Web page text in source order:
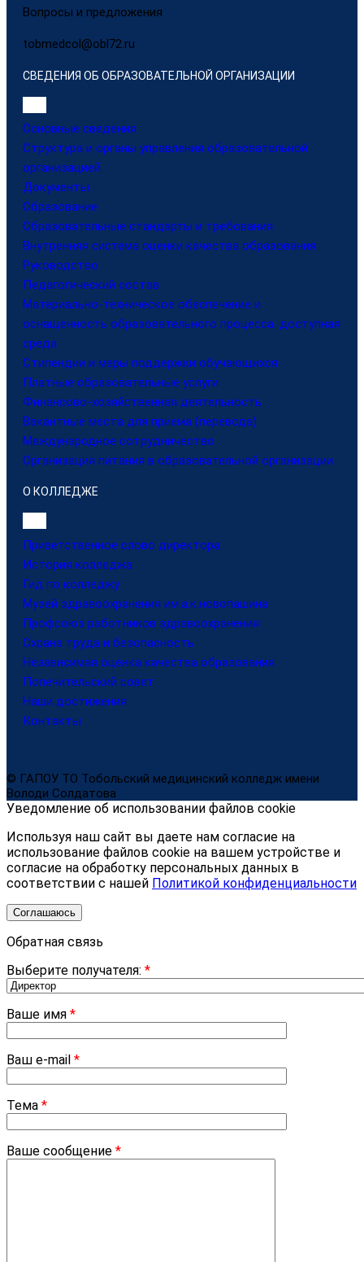
Вопросы и предложения
tobmedcol@obl72.ru
СВЕДЕНИЯ ОБ ОБРАЗОВАТЕЛЬНОЙ ОРГАНИЗАЦИИ
Основные сведения
Структура и органы управления образовательной
организацией
Документы
Образование
Образовательные стандарты и требования
Внутренняя система оценки качества образования
Руководство
Педагогический состав
Материально-техническое обеспечение и
оснащенность образовательного процесса. доступная
среда
Стипендии и меры поддержки обучающихся
Платные образовательные услуги
Финансово-хозяйственная деятельность
Вакантные места для приема (перевода)
Международное сотрудничество
Организация питания в образовательной организации
О КОЛЛЕДЖЕ
Приветственное слово директора
История колледжа
Гид по колледжу
Музей здравоохранения им.а.к.новопашина
Профсоюз работников здравоохранения
Охрана труда и безопасность
Независимая оценка качества образования
Попечительский совет
Наши достижения
Контакты
© ГАПОУ ТО Тобольский медицинский колледж имени
Володи Солдатова
Уведомление об использовании файлов cookie
Используя наш сайт вы даете нам согласие на
использование файлов cookie на вашем устройстве и
согласие на обработку персональных данных в
соответствии с нашей Политикой конфиденциальности
Соглашаюсь
Обратная связь
Выберите получателя: *
Ваше имя *
Ваш e-mail *
Тема *
Ваше сообщение *